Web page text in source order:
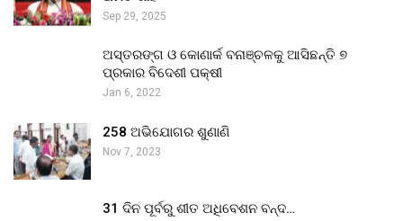
Sep 29, 2025
ଅସ୍ତରଙ୍ଗ ଓ କୋଣାର୍କ ବନାଞ୍ଚଳକୁ ଆସିଛନ୍ତି ୭
ପ୍ରକାର ବିଦେଶୀ ପକ୍ଷୀ
Jan 6, 2022
258 ଅଭିଯୋଗର ଶୁଣାଣି
Nov 7, 2023
31 ଦିନ ପୂର୍ବରୁ ଶୀତ ଅଧିବେଶନ ବନ୍ଦ…